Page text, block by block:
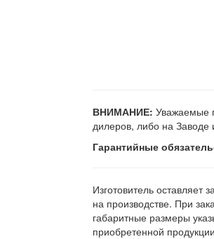
ВНИМАНИЕ: Уважаемые
дилеров, либо на Заводе
Гарантийные
Изготовитель оставляет
на производстве. При
габаритные размеры
приобретенной